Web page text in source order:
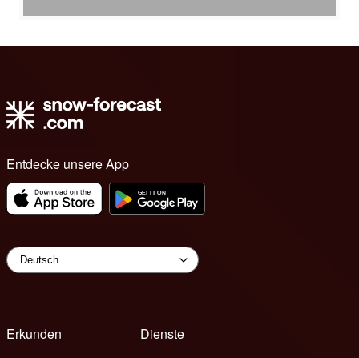
Entdecke unsere App
Erkunden
Dienste